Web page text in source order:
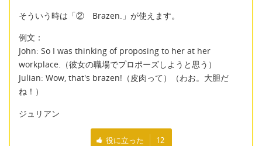
そういう時は「② Brazen.」が使えます。
例文：
John: So I was thinking of proposing to her at her
workplace.（彼女の職場でプロポーズしようと思う）
Julian: Wow, that's brazen!（皮肉って）（わお。大胆だ
ね！）
ジュリアン
役に立った 12